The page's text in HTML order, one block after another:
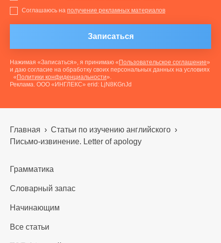
Соглашаюсь на получение рекламных материалов
Записаться
Нажимая «Записаться», я принимаю « Пользовательское соглашение»
и даю согласие на обработку своих персональных данных на условиях
« Политики конфиденциальности».
Реклама. ООО «ИНГЛЕКС» erid: LjN8KGnJd
Главная › Статьи по изучению английского ›
Письмо-извинение. Letter of apology
Грамматика
Словарный запас
Начинающим
Все статьи